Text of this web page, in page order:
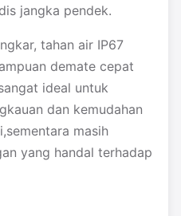
jangka pendek.
tahan air IP67
demate cepat
ideal untuk
dan kemudahan
masih
yang handal terhadap